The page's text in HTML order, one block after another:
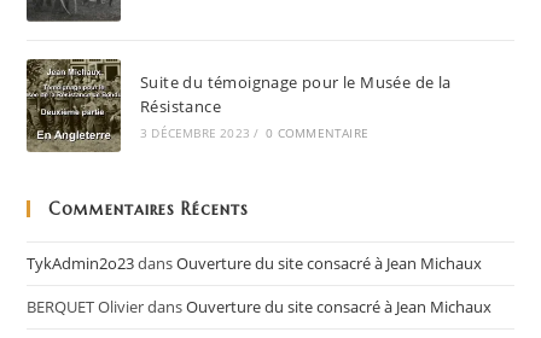
Suite du témoignage pour le Musée de la
Résistance
3 DÉCEMBRE 2023 / 0 COMMENTAIRE
Commentaires Récents
TykAdmin2o23dansOuverture du site consacré à Jean Michaux
BERQUET OlivierdansOuverture du site consacré à Jean Michaux